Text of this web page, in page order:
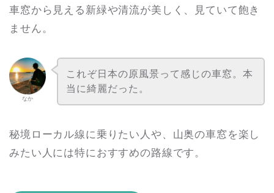
車窓から見える新緑や清流が美しく、見ていて飽き
ません。
なか
これぞ日本の原風景って感じの車窓。本
当に綺麗だった。
秘境ローカル線に乗りたい人や、山奥の車窓を楽し
みたい人には特におすすめの路線です。